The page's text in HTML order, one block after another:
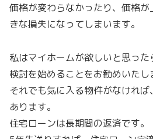
価格が変わらなかったり、価格
きな損失になってしまいます。
私はマイホームが欲しいと思っ
検討を始めることをお勧めいたし
それでも気に入る物件がなけれ
あります。
住宅ローンは長期間の返済です。